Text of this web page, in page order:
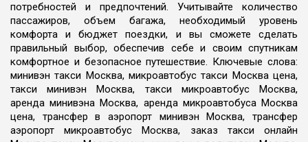
потребностей и предпочтений. Учитывайте количество
пассажиров, объем багажа, необходимый уровень
комфорта и бюджет поездки, и вы сможете сделать
правильный выбор, обеспечив себе и своим спутникам
комфортное и безопасное путешествие. Ключевые слова:
минивэн такси Москва, микроавтобус такси Москва цена,
такси минивэн Москва, такси микроавтобус Москва,
аренда минивэна Москва, аренда микроавтобуса Москва
цена, трансфер в аэропорт минивэн Москва, трансфер
аэропорт микроавтобус Москва, заказ такси онлайн